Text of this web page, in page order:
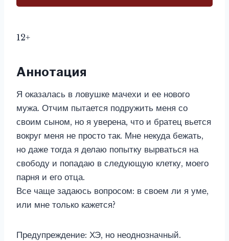
12+
Аннотация
Я оказалась в ловушке мачехи и ее нового
мужа. Отчим пытается подружить меня со
своим сыном, но я уверена, что и братец вьется
вокруг меня не просто так. Мне некуда бежать,
но даже тогда я делаю попытку вырваться на
свободу и попадаю в следующую клетку, моего
парня и его отца.
Все чаще задаюсь вопросом: в своем ли я уме,
или мне только кажется?
Предупреждение: ХЭ, но неоднозначный.